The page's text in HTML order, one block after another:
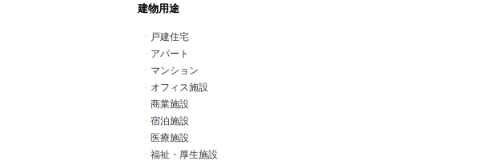
建物用途
・ 戸建住宅
・ アパート
・ マンション
・ オフィス施設
・ 商業施設
・ 宿泊施設
・ 医療施設
・ 福祉・厚生施設